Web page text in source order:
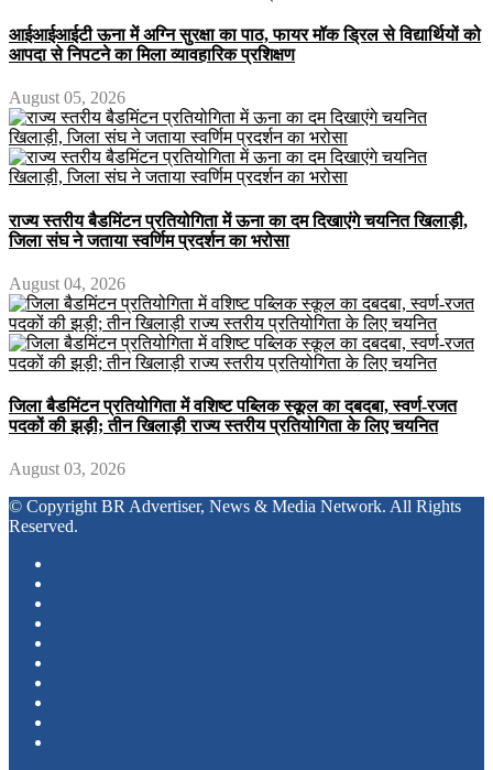
आईआईआईटी ऊना में अग्नि सुरक्षा का पाठ, फायर मॉक ड्रिल से विद्यार्थियों को
आपदा से निपटने का मिला व्यावहारिक प्रशिक्षण
August 05, 2026
राज्य स्तरीय बैडमिंटन प्रतियोगिता में ऊना का दम दिखाएंगे चयनित खिलाड़ी,
जिला संघ ने जताया स्वर्णिम प्रदर्शन का भरोसा
August 04, 2026
जिला बैडमिंटन प्रतियोगिता में वशिष्ट पब्लिक स्कूल का दबदबा, स्वर्ण-रजत
पदकों की झड़ी; तीन खिलाड़ी राज्य स्तरीय प्रतियोगिता के लिए चयनित
August 03, 2026
© Copyright BR Advertiser, News & Media Network. All Rights
Reserved.